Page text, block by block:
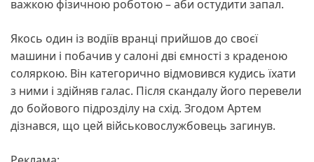
важкою фізичною роботою – аби остудити запал.
Якось один із водіїв вранці прийшов до своєї
машини і побачив у салоні дві ємності з краденою
соляркою. Він категорично відмовився кудись їхати
з ними і здійняв галас. Після скандалу його перевели
до бойового підрозділу на схід. Згодом Артем
дізнався, що цей військовослужбовець загинув.